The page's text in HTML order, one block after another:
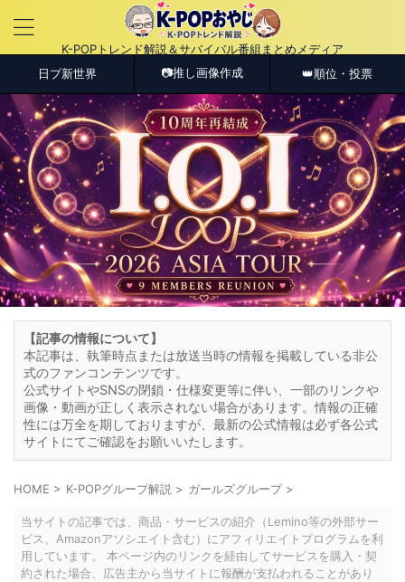
K-POPトレンド解説＆サバイバル番組まとめメディア
日プ新世界 📷推し画像作成 👑順位・投票
【記事の情報について】
本記事は、執筆時点または放送当時の情報を掲載している非公
式のファンコンテンツです。
公式サイトやSNSの閉鎖・仕様変更等に伴い、一部のリンクや
画像・動画が正しく表示されない場合があります。情報の正確
性には万全を期しておりますが、最新の公式情報は必ず各公式
サイトにてご確認をお願いいたします。
HOME > K-POPグループ解説 > ガールズグループ >
当サイトの記事では、商品・サービスの紹介（Lemino等の外部サー
ビス、Amazonアソシエイト含む）にアフィリエイトプログラムを利
用しています。 本ページ内のリンクを経由してサービスを購入・契
約された場合、広告主から当サイトに報酬が支払われることがあり